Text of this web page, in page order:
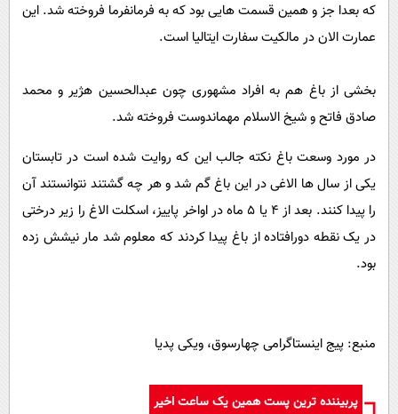
که بعدا جز و همین قسمت هایی بود که به فرمانفرما فروخته شد. این
عمارت الان در مالکیت سفارت ایتالیا است.
بخشی از باغ هم به افراد مشهوری چون عبدالحسین هژیر و محمد
صادق فاتح و شیخ الاسلام مهماندوست فروخته شد.
در مورد وسعت باغ نکته جالب این که روایت شده است در تابستان
یکی از سال ها الاغی در این باغ گم شد و هر چه گشتند نتوانستند آن
را پیدا کنند. بعد از 4 یا 5 ماه در اواخر پاییز، اسکلت الاغ را زیر درختی
در یک نقطه دورافتاده از باغ پیدا کردند که معلوم شد مار نیشش زده
بود.
منبع: پیج اینستاگرامی چهارسوق، ویکی پدیا
پربیننده ترین پست همین یک ساعت اخیر